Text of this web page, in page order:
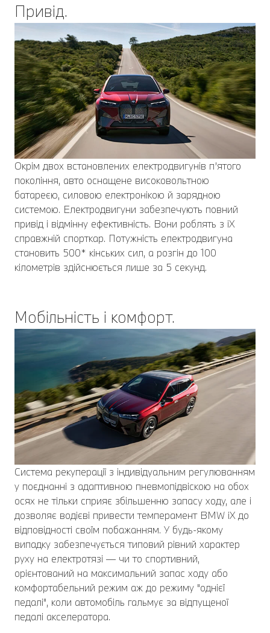
Привід.
Окрім двох встановлених електродвигунів п’ятого
покоління, авто оснащене високовольтною
батареєю, силовою електронікою й зарядною
системою. Електродвигуни забезпечують повний
привід і відмінну ефективність. Вони роблять з iX
справжній спорткар. Потужність електродвигуна
становить 500* кінських сил, а розгін до 100
кілометрів здійснюється лише за 5 секунд.
Мобільність і комфорт.
Система рекуперації з індивідуальним регулюванням
у поєднанні з адаптивною пневмопідвіскою на обох
осях не тільки сприяє збільшенню запасу ходу, але і
дозволяє водієві привести темперамент BMW iX до
відповідності своїм побажанням. У будь-якому
випадку забезпечується типовий рівний характер
руху на електротязі — чи то спортивний,
орієнтований на максимальний запас ходу або
комфортабельний режим аж до режиму "однієї
педалі", коли автомобіль гальмує за відпущеної
педалі акселератора.